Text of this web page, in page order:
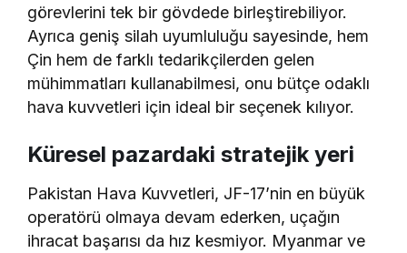
görevlerini tek bir gövdede birleştirebiliyor.
Ayrıca geniş silah uyumluluğu sayesinde, hem
Çin hem de farklı tedarikçilerden gelen
mühimmatları kullanabilmesi, onu bütçe odaklı
hava kuvvetleri için ideal bir seçenek kılıyor.
Küresel pazardaki stratejik yeri
Pakistan Hava Kuvvetleri, JF-17’nin en büyük
operatörü olmaya devam ederken, uçağın
ihracat başarısı da hız kesmiyor. Myanmar ve